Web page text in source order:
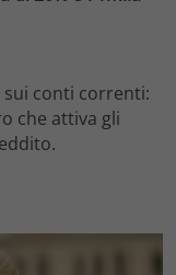
conti correnti:
che attiva gli